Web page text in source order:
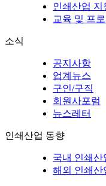
인쇄산업 지
교육 및 프
소식
공지사항
업계뉴스
구인/구직
회원사포럼
뉴스레터
인쇄산업 동향
국내 인쇄산
해외 인쇄산